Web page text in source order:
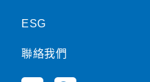
ESG
聯絡我們